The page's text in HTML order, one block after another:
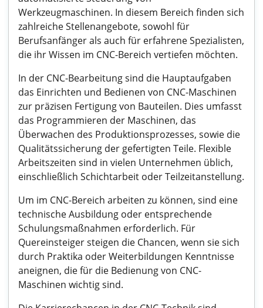
Werkzeugmaschinen. In diesem Bereich finden sich
zahlreiche Stellenangebote, sowohl für
Berufsanfänger als auch für erfahrene Spezialisten,
die ihr Wissen im CNC-Bereich vertiefen möchten.
In der CNC-Bearbeitung sind die Hauptaufgaben
das Einrichten und Bedienen von CNC-Maschinen
zur präzisen Fertigung von Bauteilen. Dies umfasst
das Programmieren der Maschinen, das
Überwachen des Produktionsprozesses, sowie die
Qualitätssicherung der gefertigten Teile. Flexible
Arbeitszeiten sind in vielen Unternehmen üblich,
einschließlich Schichtarbeit oder Teilzeitanstellung.
Um im CNC-Bereich arbeiten zu können, sind eine
technische Ausbildung oder entsprechende
Schulungsmaßnahmen erforderlich. Für
Quereinsteiger steigen die Chancen, wenn sie sich
durch Praktika oder Weiterbildungen Kenntnisse
aneignen, die für die Bedienung von CNC-
Maschinen wichtig sind.